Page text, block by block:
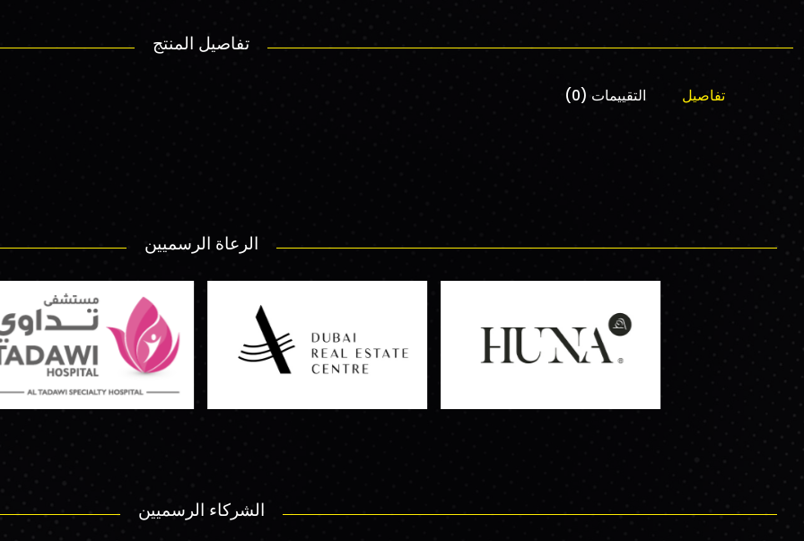
تفاصيل المنتج
تفاصيل التقييمات (0)
الرعاة الرسميين
الشركاء الرسميين